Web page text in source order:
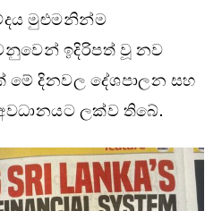
මුළුමනින්ම
ඉදිරිපත් වූ නව
මේ දිනවල දේශපාලන සහ
ලක්ව තිබේ.